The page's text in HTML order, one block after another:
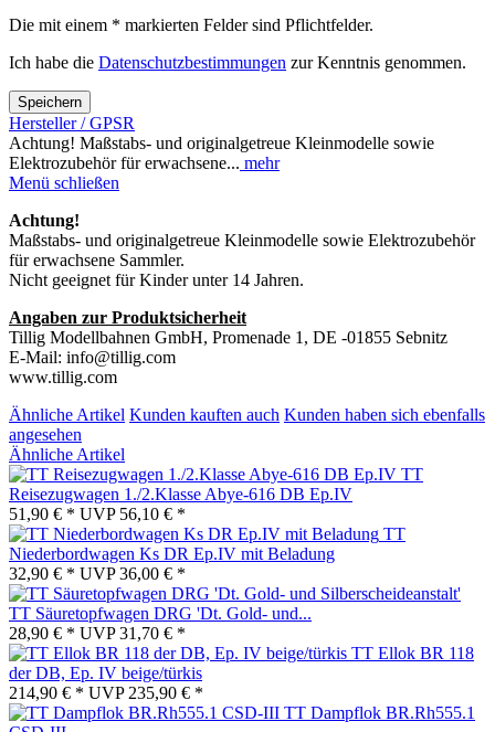
Die mit einem * markierten Felder sind Pflichtfelder.
Ich habe die Datenschutzbestimmungen zur Kenntnis genommen.
Speichern
Hersteller / GPSR
Achtung! Maßstabs- und originalgetreue Kleinmodelle sowie
Elektrozubehör für erwachsene... mehr
Menü schließen
Achtung!
Maßstabs- und originalgetreue Kleinmodelle sowie Elektrozubehör
für erwachsene Sammler.
Nicht geeignet für Kinder unter 14 Jahren.
Angaben zur Produktsicherheit
Tillig Modellbahnen GmbH, Promenade 1, DE -01855 Sebnitz
E-Mail: info@tillig.com
www.tillig.com
Ähnliche Artikel Kunden kauften auch Kunden haben sich ebenfalls
angesehen
Ähnliche Artikel
TT
Reisezugwagen 1./2.Klasse Abye-616 DB Ep.IV
51,90 € * UVP 56,10 € *
TT
Niederbordwagen Ks DR Ep.IV mit Beladung
32,90 € * UVP36,00 € *
TT Säuretopfwagen DRG 'Dt. Gold- und...
28,90 € * UVP31,70 € *
TT Ellok BR 118
der DB, Ep. IV beige/türkis
214,90 € * UVP 235,90 € *
TT Dampflok BR.Rh555.1